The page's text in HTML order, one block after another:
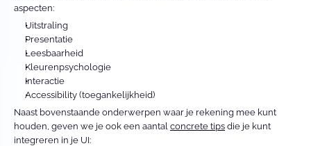
aspecten:
Uitstraling
Presentatie
Leesbaarheid
Kleurenpsychologie
Interactie
Accessibility (toegankelijkheid)
Naast bovenstaande onderwerpen waar je rekening mee kunt
houden, geven we je ook een aantal concrete tips die je kunt
integreren in je UI: